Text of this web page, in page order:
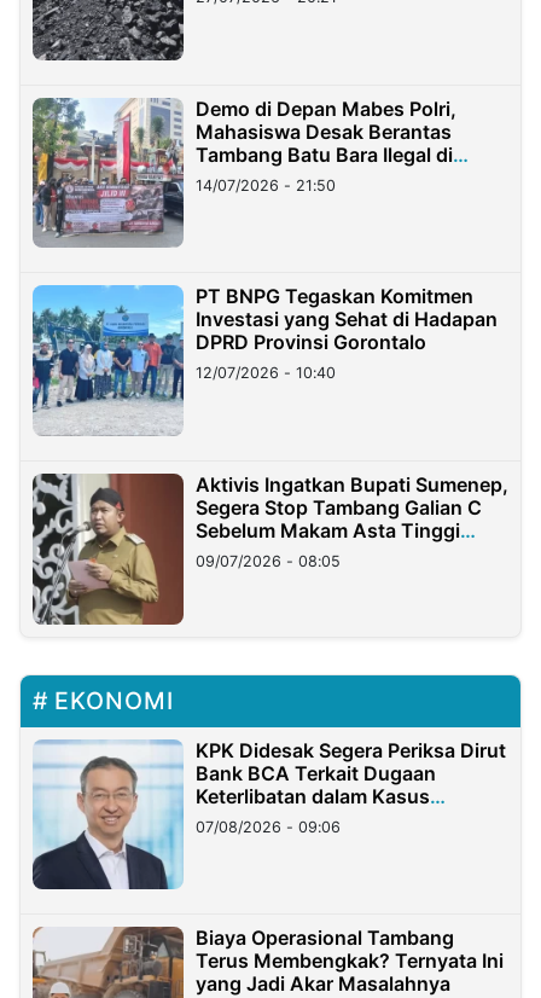
Demo di Depan Mabes Polri,
Mahasiswa Desak Berantas
Tambang Batu Bara Ilegal di
Lampung
14/07/2026 - 21:50
PT BNPG Tegaskan Komitmen
Investasi yang Sehat di Hadapan
DPRD Provinsi Gorontalo
12/07/2026 - 10:40
Aktivis Ingatkan Bupati Sumenep,
Segera Stop Tambang Galian C
Sebelum Makam Asta Tinggi
Longsor
09/07/2026 - 08:05
EKONOMI
KPK Didesak Segera Periksa Dirut
Bank BCA Terkait Dugaan
Keterlibatan dalam Kasus
Hilangnya Dana Nasabah Rp2,58
Miliar
07/08/2026 - 09:06
Biaya Operasional Tambang
Terus Membengkak? Ternyata Ini
yang Jadi Akar Masalahnya